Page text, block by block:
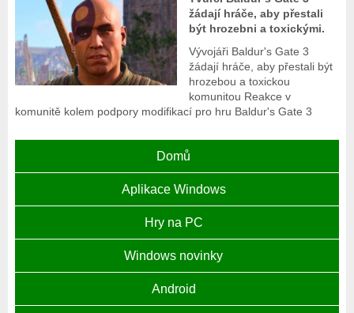
žádají hráče, aby přestali
být hrozebni a toxickými.
Vývojáři Baldur's Gate 3
žádají hráče, aby přestali být
hrozebou a toxickou
komunitou Reakce v
komunitě kolem podpory modifikací pro hru Baldur's Gate 3
Domů
Aplikace Windows
Hry na PC
Windows novinky
Android